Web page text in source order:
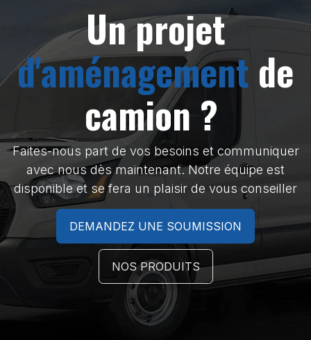
Un projet
d'aménagement de
camion ?
Faites-nous part de vos besoins et communiquer
avec nous dès maintenant. Notre équipe est
disponible et se fera un plaisir de vous conseiller
DEMANDEZ UNE SOUMISSION
NOS PRODUITS